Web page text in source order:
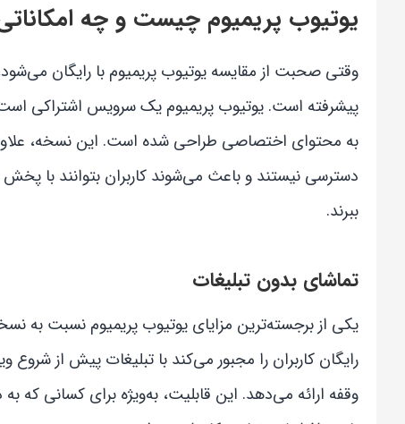
یوتیوب پریمیوم چیست و چه
وقتی صحبت از مقایسه یوتیوب پریمیوم با رایگان
پیشرفته است. یوتیوب پریمیوم یک سرویس اشتراکی است
به محتوای اختصاصی طراحی شده است. این نسخه، علاوه
دسترسی نیستند و باعث می‌شوند کاربران بتوانند با
ببرند.
تماشای بدون تبلیغات
یکی از برجسته‌ترین مزایای یوتیوب پریمیوم نسبت به
رایگان کاربران را مجبور می‌کند با تبلیغات پیش از شروع
وقفه ارائه می‌دهد. این قابلیت، به‌ویژه برای کسانی که